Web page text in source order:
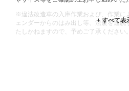
※違法改造車の入庫作業および、作業に
ェンダーからのはみ出し等、法規を逸
たしかねますので、予めご了承ください。